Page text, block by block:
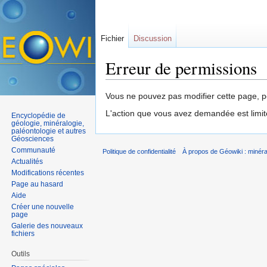
Erreur de permissions
Vous ne pouvez pas modifier cette page,
L'action que vous avez demandée est
Fichier Discussion
Encyclopédie de
géologie, minéralogie,
paléontologie et autres
Géosciences
Communauté
Actualités
Modifications récentes
Page au hasard
Aide
Créer une nouvelle
page
Galerie des nouveaux
fichiers
Outils
Politique de confidentialité À propos de Géowiki :